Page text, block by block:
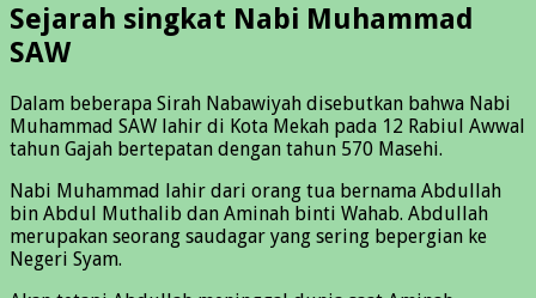
Sejarah singkat Nabi Muhammad
SAW
Dalam beberapa Sirah Nabawiyah disebutkan bahwa Nabi
Muhammad SAW lahir di Kota Mekah pada 12 Rabiul Awwal
tahun Gajah bertepatan dengan tahun 570 Masehi.
Nabi Muhammad lahir dari orang tua bernama Abdullah
bin Abdul Muthalib dan Aminah binti Wahab. Abdullah
merupakan seorang saudagar yang sering bepergian ke
Negeri Syam.